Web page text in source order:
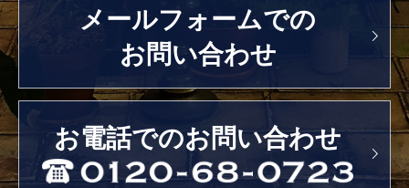
メールフォームでの
お問い合わせ
お電話でのお問い合わせ